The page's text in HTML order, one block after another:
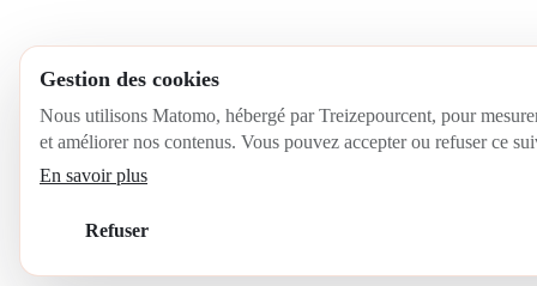
Gestion des cookies
Nous utilisons Matomo, hébergé par Treizepourcent, pour
et améliorer nos contenus. Vous pouvez accepter ou refuser ce
En savoir plus
Refuser